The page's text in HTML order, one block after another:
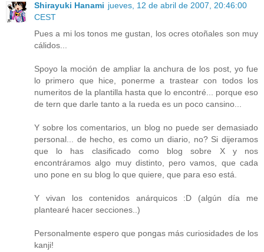
Shirayuki Hanami jueves, 12 de abril de 2007, 20:46:00
CEST
Pues a mi los tonos me gustan, los ocres otoñales son muy
cálidos...
Spoyo la moción de ampliar la anchura de los post, yo fue
lo primero que hice, ponerme a trastear con todos los
numeritos de la plantilla hasta que lo encontré... porque eso
de tern que darle tanto a la rueda es un poco cansino...
Y sobre los comentarios, un blog no puede ser demasiado
personal... de hecho, es como un diario, no? Si dijeramos
que lo has clasificado como blog sobre X y nos
encontráramos algo muy distinto, pero vamos, que cada
uno pone en su blog lo que quiere, que para eso está.
Y vivan los contenidos anárquicos :D (algún día me
plantearé hacer secciones..)
Personalmente espero que pongas más curiosidades de los
kanji!